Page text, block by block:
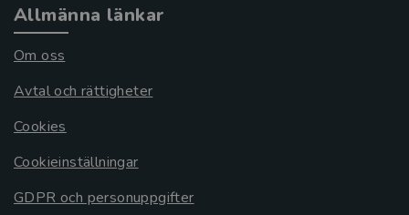
Allmänna länkar
Om oss
Avtal och rättigheter
Cookies
Cookieinställningar
GDPR och personuppgifter